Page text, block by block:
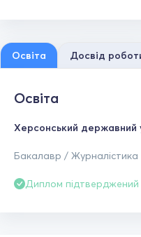
Освіта Досвід
Освіта
Херсонський державний
Бакалавр / Журналістика
Диплом підтверджений